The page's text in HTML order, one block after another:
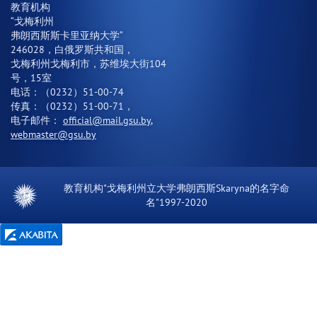
教育机构
“戈梅利州
弗朗西斯斯卡里亚纳大学“
246028，白俄罗斯共和国，
戈梅利州戈梅利市，苏维埃大街104
号，15室
电话：（0232）51-00-74
传真：（0232）51-00-71，
电子邮件： official@mail.gsu.by,
webmaster@gsu.by
教育机构"戈梅利州立大学弗朗西斯Skaryna的名字命
名"1997-2020